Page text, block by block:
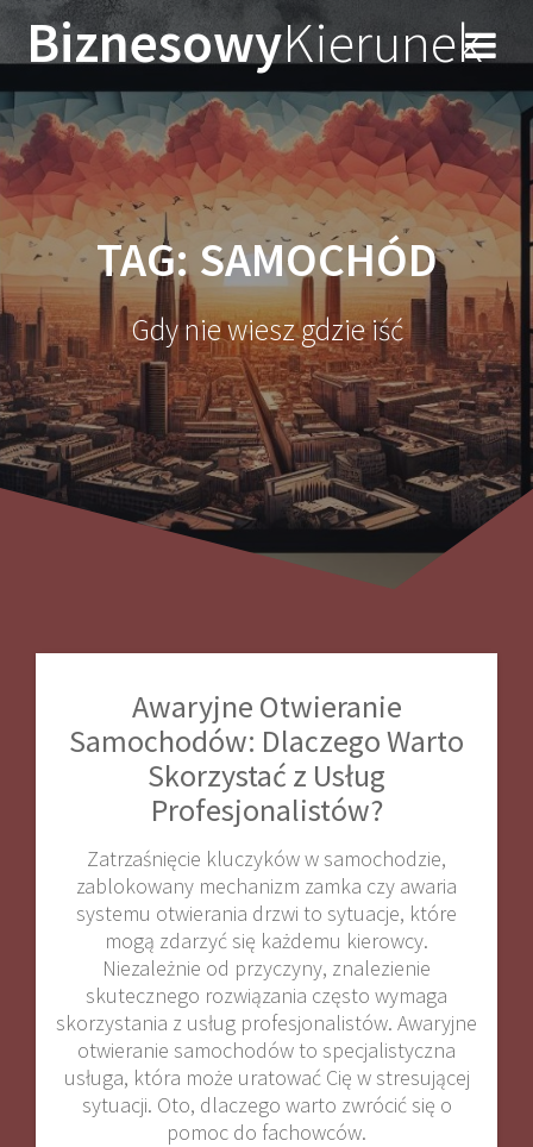
Przejdź
do
treści
BiznesowyKierunek
TAG: SAMOCHÓD
Gdy nie wiesz gdzie iść
Awaryjne Otwieranie
Samochodów: Dlaczego Warto
Skorzystać z Usług
Profesjonalistów?
Zatrzaśnięcie kluczyków w samochodzie,
zablokowany mechanizm zamka czy awaria
systemu otwierania drzwi to sytuacje, które
mogą zdarzyć się każdemu kierowcy.
Niezależnie od przyczyny, znalezienie
skutecznego rozwiązania często wymaga
skorzystania z usług profesjonalistów. Awaryjne
otwieranie samochodów to specjalistyczna
usługa, która może uratować Cię w stresującej
sytuacji. Oto, dlaczego warto zwrócić się o
pomoc do fachowców.